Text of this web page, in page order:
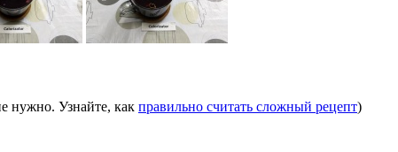
нужно. Узнайте, как правильно считать сложный рецепт)